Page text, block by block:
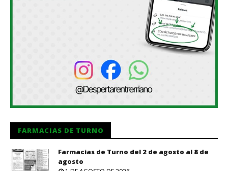
FARMACIAS DE TURNO
Farmacias de Turno del 2 de agosto al 8 de
agosto